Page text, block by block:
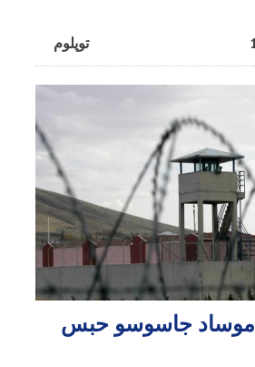
توپلوم
ایران‌دا ۲۶ موساد جاسوسو حبس